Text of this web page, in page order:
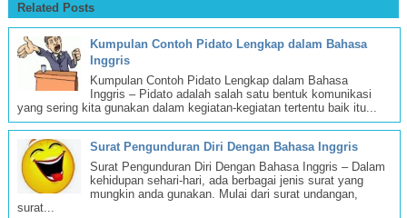
Related Posts
Kumpulan Contoh Pidato Lengkap dalam Bahasa
Inggris
Kumpulan Contoh Pidato Lengkap dalam Bahasa
Inggris – Pidato adalah salah satu bentuk komunikasi
yang sering kita gunakan dalam kegiatan-kegiatan tertentu baik itu...
Surat Pengunduran Diri Dengan Bahasa Inggris
Surat Pengunduran Diri Dengan Bahasa Inggris – Dalam
kehidupan sehari-hari, ada berbagai jenis surat yang
mungkin anda gunakan. Mulai dari surat undangan,
surat...